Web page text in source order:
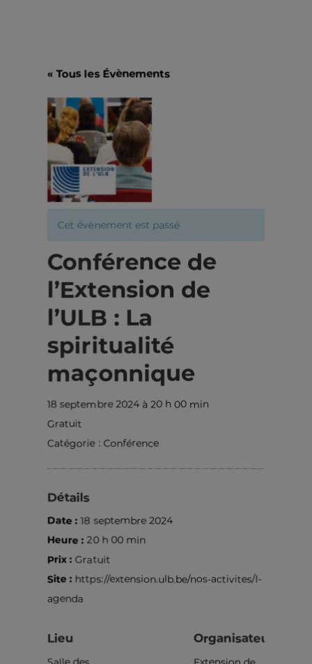
« Tous les Évènements
Cet évènement est passé
Conférence de
l’Extension de
l’ULB : La
spiritualité
maçonnique
18 septembre 2024 à 20 h 00 min
Gratuit
Catégorie : Conférence
Détails
Date :18 septembre 2024
Heure : 20 h 00 min
Prix : Gratuit
Site : https://extension.ulb.be/nos-activites/l-
agenda
Lieu Organisateur